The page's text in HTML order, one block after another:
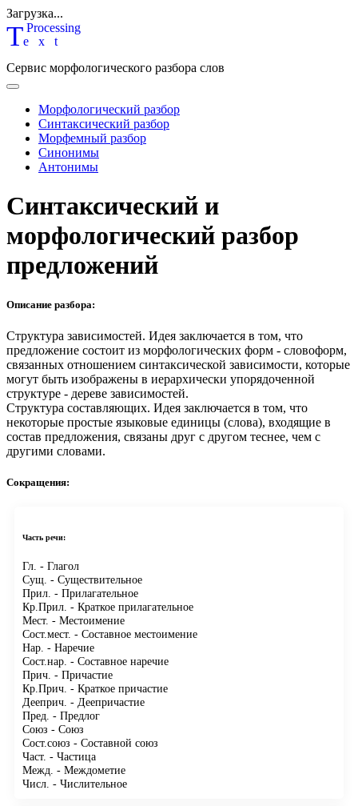
Загрузка...
Text
Processing
Сервис морфологического разбора слов
Морфологический разбор
Синтаксический разбор
Морфемный разбор
Синонимы
Антонимы
Синтаксический и
морфологический разбор
предложений
Описание разбора:
Структура зависимостей. Идея заключается в том, что
предложение состоит из морфологических форм - словоформ,
связанных отношением синтаксической зависимости, которые
могут быть изображены в иерархически упорядоченной
структуре - дереве зависимостей.
Структура составляющих. Идея заключается в том, что
некоторые простые языковые единицы (слова), входящие в
состав предложения, связаны друг с другом теснее, чем с
другими словами.
Сокращения:
Часть речи:
Гл. - Глагол
Сущ. - Существительное
Прил. - Прилагательное
Кр.Прил. - Краткое прилагательное
Мест. - Местоимение
Сост.мест. - Составное местоимение
Нар. - Наречие
Сост.нар. - Составное наречие
Прич. - Причастие
Кр.Прич. - Краткое причастие
Дееприч. - Деепричастие
Пред. - Предлог
Союз - Союз
Сост.союз - Составной союз
Част. - Частица
Межд. - Междометие
Числ. - Числительное